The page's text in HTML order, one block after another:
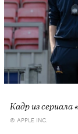
Кадр из сериала
© APPLE INC.